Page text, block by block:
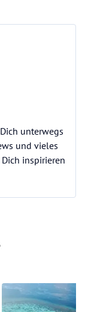
unterwegs
und vieles
inspirieren